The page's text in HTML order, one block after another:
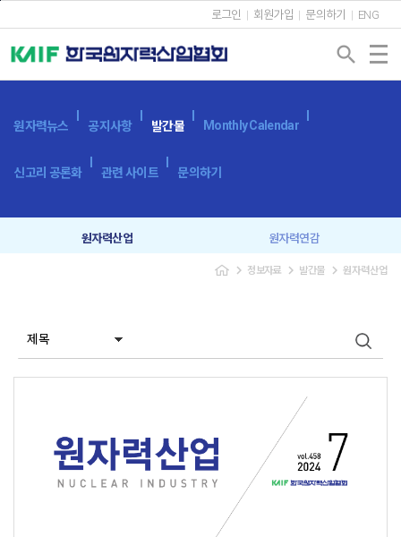
로그인 회원가입 문의하기 ENG
search
원자력뉴스 공지사항 발간물 Monthly Calendar
신고리 공론화 관련 사이트 문의하기
원자력산업 원자력연감
광고 신청
navigate_next 정보자료 navigate_next 발간물 navigate_next 원자력산업